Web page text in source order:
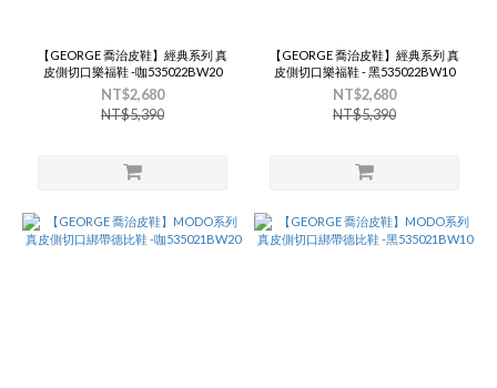
【GEORGE 喬治皮鞋】經典系列 真
皮側切口樂福鞋 -咖535022BW20
NT$2,680
NT$5,390
【GEORGE 喬治皮鞋】經典系列 真
皮側切口樂福鞋 - 黑535022BW10
NT$2,680
NT$5,390